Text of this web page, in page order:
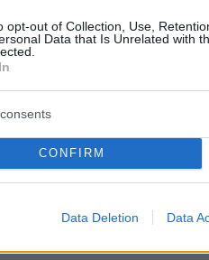
opt-out of Collection, Use,
Data that Is Unrelated with
CONFIRM
Data Deletion Data
(69)
21.06.2026, 10:36
μυαλο πρέπει να ξέρεις τη